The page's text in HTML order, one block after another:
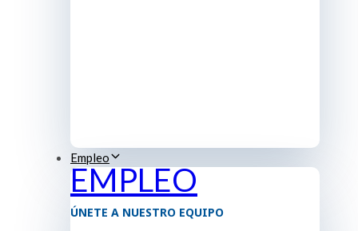
Empleo
EMPLEO
ÚNETE A NUESTRO EQUIPO